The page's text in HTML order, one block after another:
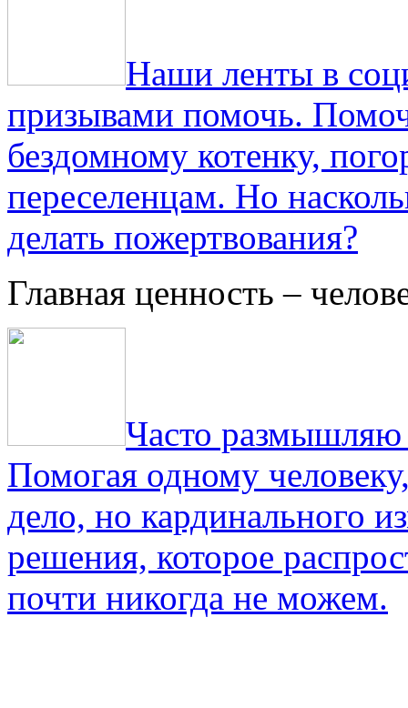
Наши ленты в
призывами помочь.
бездомному котенку,
переселенцам. Но
делать пожертвования?
Главная ценность –
Часто размышляю
Помогая одному
дело, но кардинального
решения, которое
почти никогда не можем.